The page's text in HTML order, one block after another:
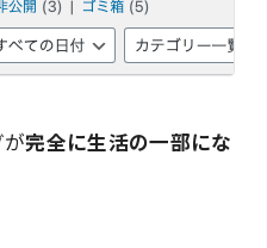
が完全に生活の一部にな